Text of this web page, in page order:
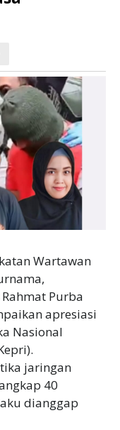
Wartawan
Purba
apresiasi
Nasional
jaringan
40
dianggap